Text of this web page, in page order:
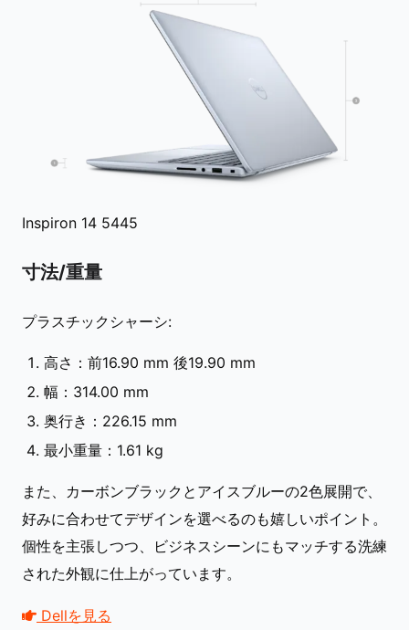
Inspiron 14 5445
寸法/重量
プラスチックシャーシ:
高さ：前16.90 mm 後19.90 mm
幅：314.00 mm
奥行き：226.15 mm
最小重量：1.61 kg
また、カーボンブラックとアイスブルーの2色展開で、
好みに合わせてデザインを選べるのも嬉しいポイント。
個性を主張しつつ、ビジネスシーンにもマッチする洗練
された外観に仕上がっています。
Dellを見る